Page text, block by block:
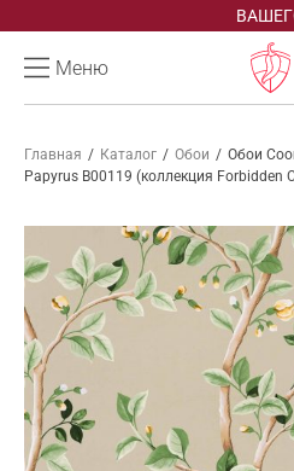
Меню
Главная / Каталог / Обои / Обои
Papyrus B00119 (коллекция Forbidden